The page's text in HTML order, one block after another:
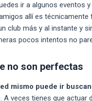
ir a algunos eventos
allí es
club más y al instante y
pocos intentos no
no son perfectas
mismo puede ir
. A veces tienes que actuar